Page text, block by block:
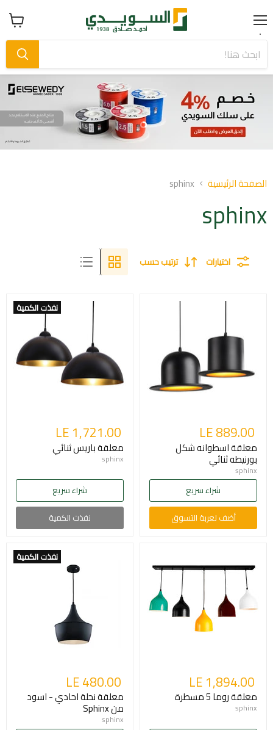
Menu عرض
سلة
Slide
1
Slide
2
الصفحة الرئيسية sphinx
sphinx
اختيارات ترتيب حسب
LE 889.00
معلقة اسطوانه شكل
بورنيطه ثنائي
sphinx
شراء سريع
أضف لعربة التسوق
نفذت الكمية
LE 1,721.00
معلقة باريس ثنائي
sphinx
شراء سريع
نفذت الكمية
LE 1,894.00
معلقة روما 5 مسطرة
sphinx
نفذت الكمية
LE 480.00
معلقة نحلة احادي - اسود
من Sphinx
sphinx